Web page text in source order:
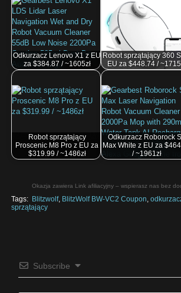
Odkurzacz Lenovo X1 z EU
za $384.87 / ~1605zł
Robot sprzątający 360
EU za $448.74 /
Robot sprzątający
Proscenic M8 Pro z EU za
$319.99 / ~1486zł
Odkurzacz Roborock
Max White z EU za
/ ~1961zł
Okazja zawiera Link afiliacyjny – wspierasz nas bez
Tags: Blitzwolf, BlitzWolf BW-VC2 Coupon
sprzątający
Subscribe